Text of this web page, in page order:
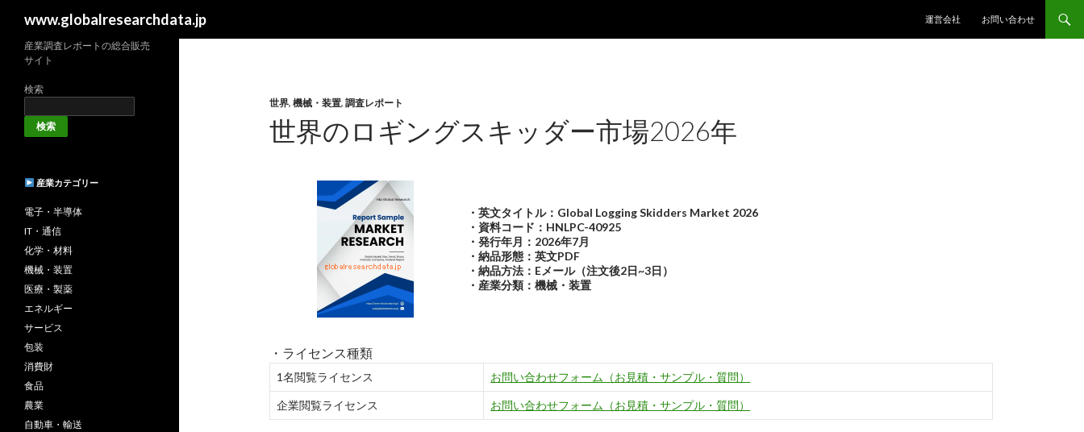
www.globalresearchdata.jp
運営会社
お問い合わせ
世界,機械・装置,調査レポート
世界のロギングスキッダー市場2026年
・英文タイトル：Global Logging Skidders Market 2026
・資料コード：HNLPC-40925
・発行年月：2026年7月
・納品形態：英文PDF
・納品方法：Eメール（注文後2日~3日）
・産業分類：機械・装置
・ライセンス種類
1名閲覧ライセンス お問い合わせフォーム（お見積・サンプル・質問）
企業閲覧ライセンス お問い合わせフォーム（お見積・サンプル・質問）
産業調査レポートの総合販売
サイト
検索
検索
産業カテゴリー
電子・半導体
IT・通信
化学・材料
機械・装置
医療・製薬
エネルギー
サービス
包装
消費財
食品
農業
自動車・輸送